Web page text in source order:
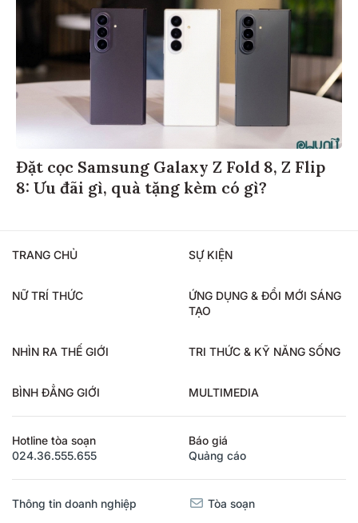
Đặt cọc Samsung Galaxy Z Fold 8, Z Flip
8: Ưu đãi gì, quà tặng kèm có gì?
TRANG CHỦ SỰ KIỆN
NỮ TRÍ THỨC
ỨNG DỤNG & ĐỔI MỚI SÁNG
TẠO
NHÌN RA THẾ GIỚI TRI THỨC & KỸ NĂNG SỐNG
BÌNH ĐẲNG GIỚI MULTIMEDIA
Hotline tòa soạn
024.36.555.655
Báo giá
Quảng cáo
Thông tin doanh nghiệp Tòa soạn